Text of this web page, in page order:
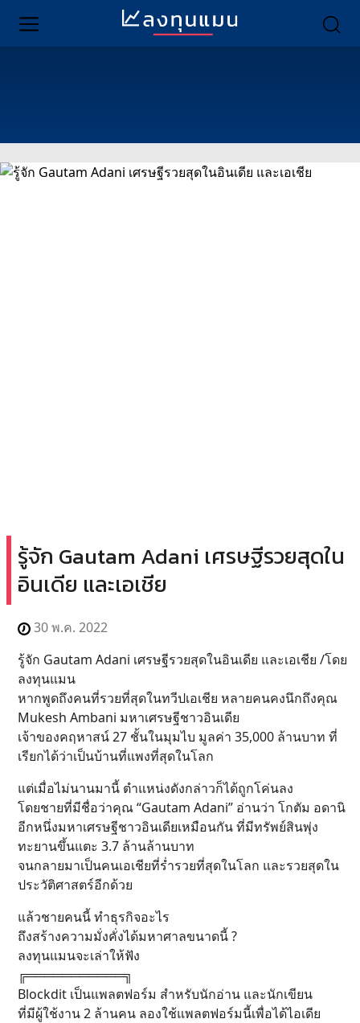
รู้จัก Gautam Adani เศรษฐีรวยสุดใน
อินเดีย และเอเชีย
30 พ.ค. 2022
รู้จัก Gautam Adani เศรษฐีรวยสุดในอินเดีย และเอเชีย /โดย
ลงทุนแมน
หากพูดถึงคนที่รวยที่สุดในทวีปเอเชีย หลายคนคงนึกถึงคุณ
Mukesh Ambani มหาเศรษฐีชาวอินเดีย
เจ้าของคฤหาสน์ 27 ชั้นในมุมไบ มูลค่า 35,000 ล้านบาท ที่
เรียกได้ว่าเป็นบ้านที่แพงที่สุดในโลก
แต่เมื่อไม่นานมานี้ ตำแหน่งดังกล่าวก็ได้ถูกโค่นลง
โดยชายที่มีชื่อว่าคุณ “Gautam Adani” อ่านว่า โกตัม อดานิ
อีกหนึ่งมหาเศรษฐีชาวอินเดียเหมือนกัน ที่มีทรัพย์สินพุ่ง
ทะยานขึ้นแตะ 3.7 ล้านล้านบาท
จนกลายมาเป็นคนเอเชียที่ร่ำรวยที่สุดในโลก และรวยสุดใน
ประวัติศาสตร์อีกด้วย
แล้วชายคนนี้ ทำธุรกิจอะไร
ถึงสร้างความมั่งคั่งได้มหาศาลขนาดนี้ ?
ลงทุนแมนจะเล่าให้ฟัง
╔═══════════╗
Blockdit เป็นแพลตฟอร์ม สำหรับนักอ่าน และนักเขียน
ที่มีผู้ใช้งาน 2 ล้านคน ลองใช้แพลตฟอร์มนี้เพื่อได้ไอเดีย